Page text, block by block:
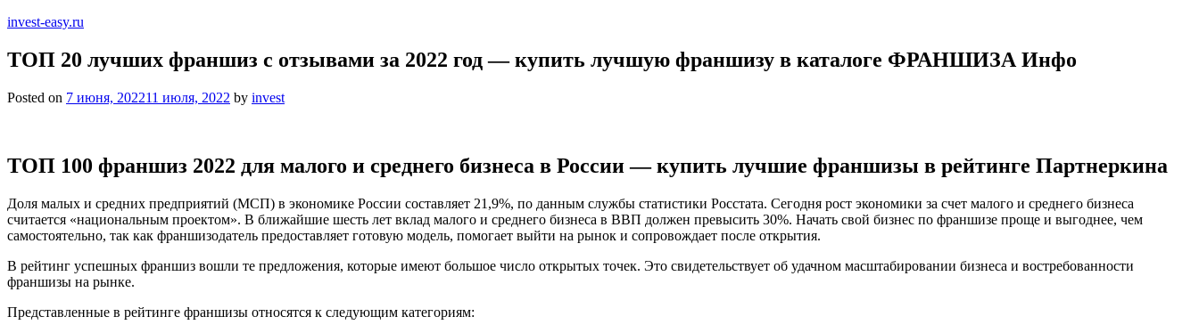
invest-easy.ru
ТОП 20 лучших франшиз с отзывами за 2022 год — купить лучшую франшизу в каталоге ФРАНШИЗА Инфо
Posted on 7 июня, 202211 июля, 2022 by invest
ТОП 100 франшиз 2022 для малого и среднего бизнеса в России — купить лучшие франшизы в рейтинге Партнеркина
Доля малых и средних предприятий (МСП) в экономике России составляет 21,9%, по данным службы статистики Росстата. Сегодня рост экономики за счет малого и среднего бизнеса
считается «национальным проектом». В ближайшие шесть лет вклад малого и среднего бизнеса в ВВП должен превысить 30%. Начать свой бизнес по франшизе проще и выгоднее, чем
самостоятельно, так как франшизодатель предоставляет готовую модель, помогает выйти на рынок и сопровождает после открытия.
В рейтинг успешных франшиз вошли те предложения, которые имеют большое число открытых точек. Это свидетельствует об удачном масштабировании бизнеса и востребованности
франшизы на рынке.
Представленные в рейтинге франшизы относятся к следующим категориям: